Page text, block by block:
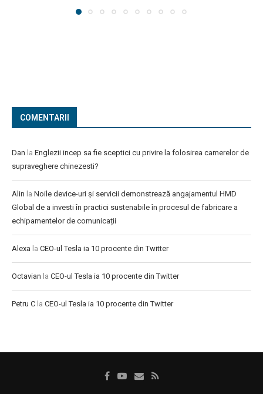
COMENTARII
Dan la Englezii incep sa fie sceptici cu privire la folosirea camerelor de
supraveghere chinezesti?
Alin la Noile device-uri și servicii demonstrează angajamentul HMD
Global de a investi în practici sustenabile în procesul de fabricare a
echipamentelor de comunicații
Alexa la CEO-ul Tesla ia 10 procente din Twitter
Octavian la CEO-ul Tesla ia 10 procente din Twitter
Petru C la CEO-ul Tesla ia 10 procente din Twitter